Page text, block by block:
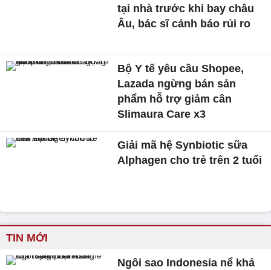
tại nhà trước khi bay châu
Âu, bác sĩ cảnh báo rủi ro
Bộ Y tế yêu cầu Shopee,
Lazada ngừng bán sản
phẩm hỗ trợ giảm cân
Slimaura Care x3
Giải mã hệ Synbiotic sữa
Alphagen cho trẻ trên 2 tuổi
TIN MỚI
Ngôi sao Indonesia nể khả